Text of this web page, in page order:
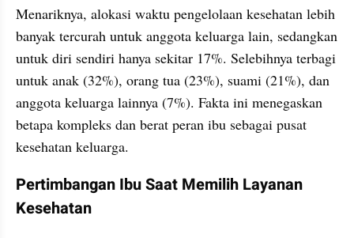
Menariknya, alokasi waktu pengelolaan kesehatan lebih
banyak tercurah untuk anggota keluarga lain, sedangkan
untuk diri sendiri hanya sekitar 17%. Selebihnya terbagi
untuk anak (32%), orang tua (23%), suami (21%), dan
anggota keluarga lainnya (7%). Fakta ini menegaskan
betapa kompleks dan berat peran ibu sebagai pusat
kesehatan keluarga.
Pertimbangan Ibu Saat Memilih Layanan
Kesehatan